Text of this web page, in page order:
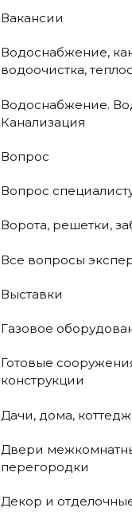
Вакансии
Водоснабжение,
водоочистка,
Водоснабжение.
Канализация
Вопрос
Вопрос
Ворота, решетки,
Все вопросы
Выставки
Газовое
Готовые
конструкции
Дачи, дома,
Двери
перегородки
Декор и